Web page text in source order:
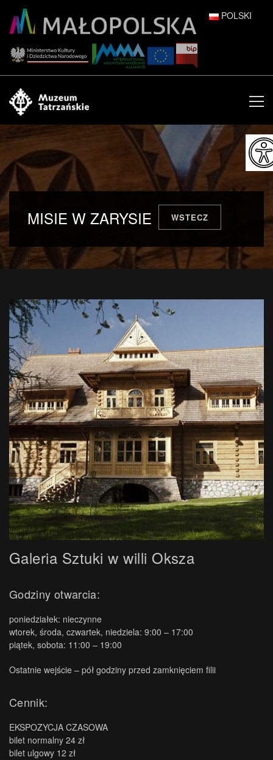
POLSKI
ENGLISH
ESPAÑOL
FRANÇAIS
ITALIANO
日本語
MISIE W ZARYSIE WSTECZ
Galeria Sztuki w willi Oksza
Godziny otwarcia:
poniedziałek: nieczynne
wtorek, środa, czwartek, niedziela: 9:00 – 17:00
piątek, sobota: 11:00 – 19:00
Ostatnie wejście – pół godziny przed zamknięciem filii
Cennik:
EKSPOZYCJA CZASOWA
bilet normalny 24 zł
bilet ulgowy 12 zł